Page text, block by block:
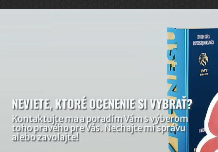
NEVIETE, KTORÉ OCENENIE SI VYBRAŤ?
Kontaktujte ma a poradím Vám s výberom
toho pravého pre Vás. Nechajte mi správu
alebo zavolajte!